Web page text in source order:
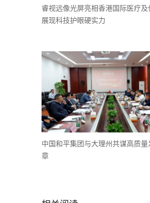
睿视远像光屏亮相香港国际医疗及
展现科技护眼硬实力
中国和平集团与大理州共谋高质量
章